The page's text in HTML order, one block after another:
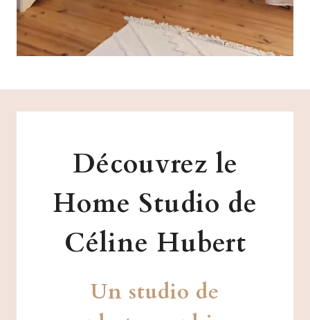
Découvrez le
Home Studio de
Céline Hubert
Un studio de